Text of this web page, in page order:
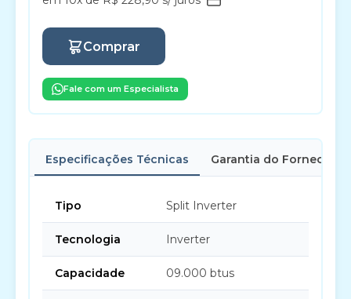
Comprar
Fale com um Especialista
Especificações Técnicas Garantia do Fornecedor
Tipo Split Inverter
Tecnologia Inverter
Capacidade 09.000 btus